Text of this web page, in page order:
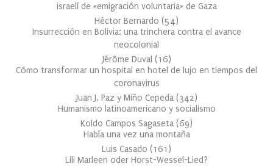
israelí de «emigración voluntaria» de Gaza
Héctor Bernardo (54)
Insurrección en Bolivia: una trinchera contra el avance
neocolonial
Jérôme Duval (16)
Cómo transformar un hospital en hotel de lujo en tiempos del
coronavirus
Juan J. Paz y Miño Cepeda (342)
Humanismo latinoamericano y socialismo
Koldo Campos Sagaseta (69)
Había una vez una montaña
Luis Casado (161 )
Lili Marleen oder Horst-Wessel-Lied?